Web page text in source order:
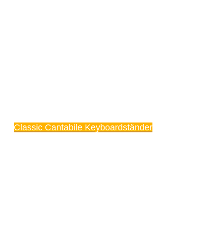
Classic Cantabile Keyboardständer